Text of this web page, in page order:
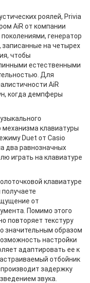
роялей, Privia
AiR от компании
генератор
записанные на четырех
чтобы
естественными
Для
AiR
когда демпферы
механизма клавиатуры
Duet от Casio
два равнозначных
играть на клавиатуре
клавиатуре
от
Помимо этого
повторяет текстуру
значительным образом
настройки
адаптировать ее к
отбойник
задержку
звука.